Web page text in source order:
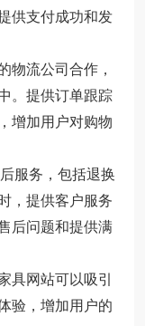
供支付成功和发
流公司合作，
。提供订单跟踪
增加用户对购物
服务，包括退换
，提供客户服务
后问题和提供满
网站可以吸引
验，增加用户的